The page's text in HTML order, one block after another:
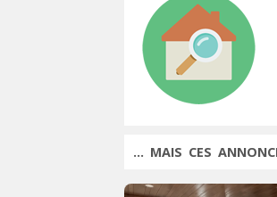
... MAIS CES